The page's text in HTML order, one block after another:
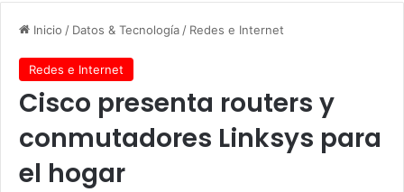
Inicio / Datos & Tecnología / Redes e Internet
Redes e Internet
Cisco presenta routers y
conmutadores Linksys para
el hogar